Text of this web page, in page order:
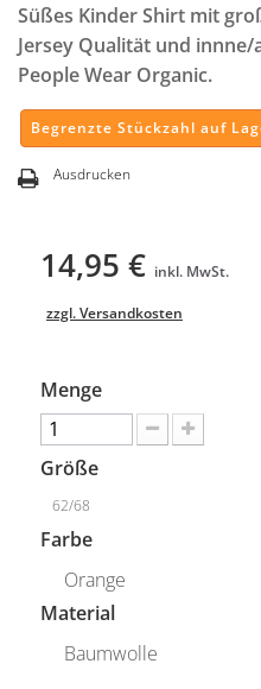
Süßes Kinder Shirt mit
Jersey Qualität und
People Wear Organic.
Begrenzte Stückzahl auf
Ausdrucken
14,95 € inkl. MwSt.
zzgl. Versandkosten
Menge
Größe
62/68
Farbe
Orange
Material
Baumwolle